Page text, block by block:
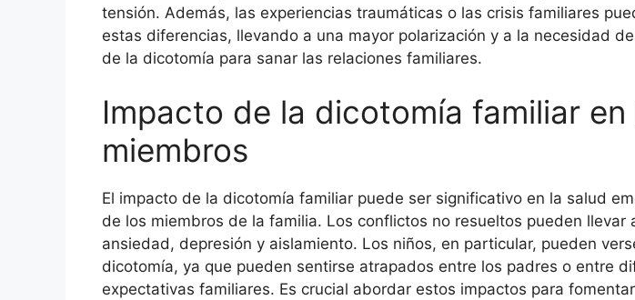
tensión. Además, las experiencias traumáticas o las crisis familiares
estas diferencias, llevando a una mayor polarización y a la necesidad
de la dicotomía para sanar las relaciones familiares.
Impacto de la dicotomía familiar en
miembros
El impacto de la dicotomía familiar puede ser significativo en la salud
de los miembros de la familia. Los conflictos no resueltos pueden llevar
ansiedad, depresión y aislamiento. Los niños, en particular, pueden
dicotomía, ya que pueden sentirse atrapados entre los padres o entre
expectativas familiares. Es crucial abordar estos impactos para